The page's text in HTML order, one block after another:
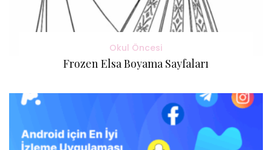
Okul Öncesi
Frozen Elsa Boyama Sayfaları